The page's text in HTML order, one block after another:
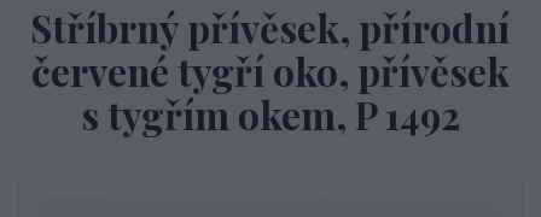
Stříbrný přívěsek, přírodní
červené tygří oko, přívěsek
s tygřím okem, P 1492